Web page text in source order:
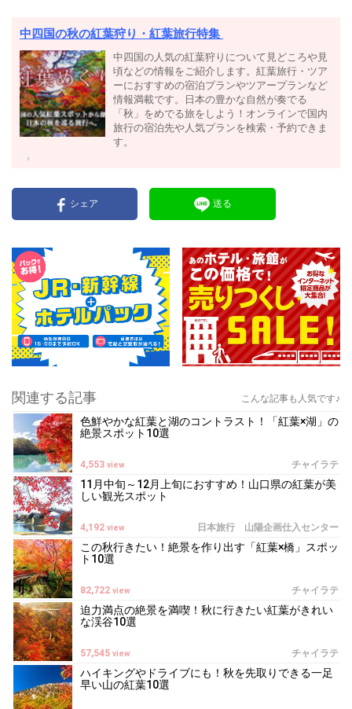
中四国の秋の紅葉狩り・紅葉旅行特集
中四国の人気の紅葉狩りについて見どころや見
頃などの情報をご紹介します。紅葉旅行・ツア
ーにおすすめの宿泊プランやツアープランなど
情報満載です。日本の豊かな自然が奏でる
「秋」をめでる旅をしよう！オンラインで国内
旅行の宿泊先や人気プランを検索・予約できま
す。
シェア 送る
関連する記事 こんな記事も人気です♪
色鮮やかな紅葉と湖のコントラスト！「紅葉×湖」の
絶景スポット10選
チャイラテ
4,553 view
11月中旬～12月上旬におすすめ！山口県の紅葉が美
しい観光スポット
日本旅行 山陽企画仕入センター
4,192 view
この秋行きたい！絶景を作り出す「紅葉×橋」スポッ
ト10選
チャイラテ
82,722 view
迫力満点の絶景を満喫！秋に行きたい紅葉がきれい
な渓谷10選
チャイラテ
57,545 view
ハイキングやドライブにも！秋を先取りできる一足
早い山の紅葉10選